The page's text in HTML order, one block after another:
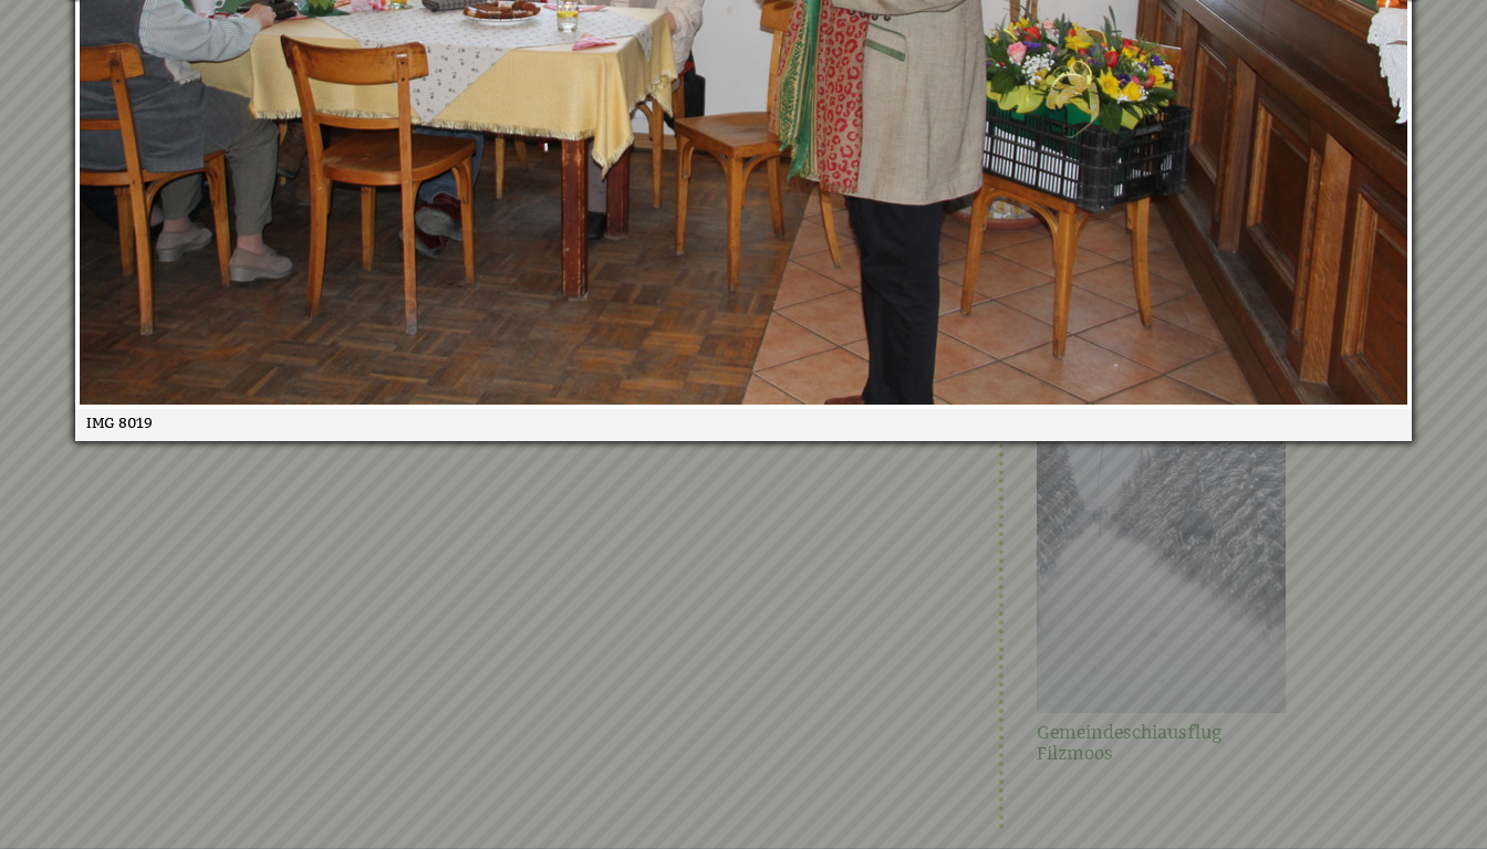
Zurück
Abschlussveranstaltung
Blumenschmuckbewerb
05.04.2026 - Osterweckruf
14.03.20206 - 1. Hosn-owi-
Turnier
Weltmeisterliche
Rettungshundearbeit in
Kraubath an der Mur
20. Kraubather
Hallenfußballturnier
9.1.2026
Wunschkonzert 2025
Verwandte Galerien
Gemeindeschiausflug
Filzmoos
IMG 8019